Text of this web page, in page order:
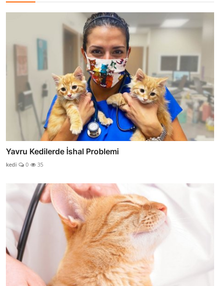
Yavru Kedilerde İshal Problemi
kedi 0 35